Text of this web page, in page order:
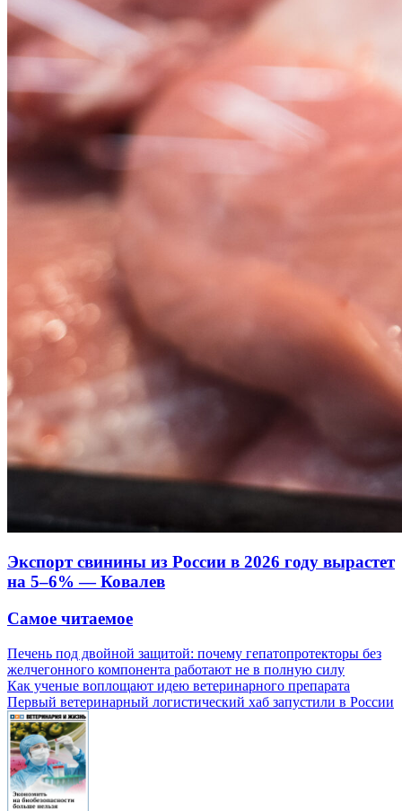
Экспорт свинины из России в 2026 году вырастет
на 5–6% — Ковалев
Самое читаемое
Печень под двойной защитой: почему гепатопротекторы без
желчегонного компонента работают не в полную силу
Как ученые воплощают идею ветеринарного препарата
Первый ветеринарный логистический хаб запустили в России